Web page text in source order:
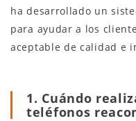
ha desarrollado un
para ayudar a los
aceptable de calidad e
1. Cuándo
teléfonos